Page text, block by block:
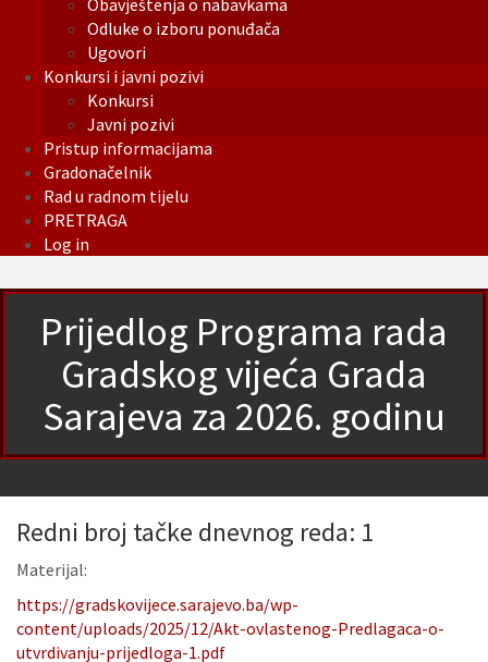
Obavještenja o nabavkama
Odluke o izboru ponuđača
Ugovori
Konkursi i javni pozivi
Konkursi
Javni pozivi
Pristup informacijama
Gradonačelnik
Rad u radnom tijelu
PRETRAGA
Log in
Prijedlog Programa rada
Gradskog vijeća Grada
Sarajeva za 2026. godinu
Redni broj tačke dnevnog reda: 1
Materijal:
https://gradskovijece.sarajevo.ba/wp-
content/uploads/2025/12/Akt-ovlastenog-Predlagaca-o-
utvrdivanju-prijedloga-1.pdf